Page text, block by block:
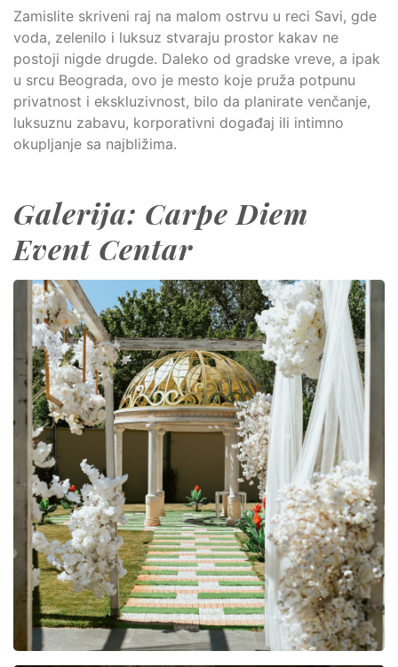
Zamislite skriveni raj na malom ostrvu u reci Savi, gde
voda, zelenilo i luksuz stvaraju prostor kakav ne
postoji nigde drugde. Daleko od gradske vreve, a ipak
u srcu Beograda, ovo je mesto koje pruža potpunu
privatnost i ekskluzivnost, bilo da planirate venčanje,
luksuznu zabavu, korporativni događaj ili intimno
okupljanje sa najbližima.
Galerija: Carpe Diem
Event Centar